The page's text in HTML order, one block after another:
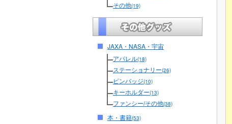
その他(19)
JAXA・NASA・宇宙
アパレル(18)
ステーショナリー(26)
ピンバッジ(10)
キーホルダー(13)
ファンシー/その他(38)
本・書籍(53)